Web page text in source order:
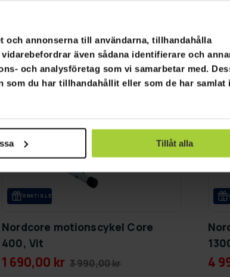
och annonserna till användarna, tillhandahålla
även sådana identifierare och
och analysföretag som vi samarbetar med.
du har tillhandahållit eller som de har samlat
Tillåt alla
GRA­TIS LE­VE­RANS
Nordcore motionscykel Core
400, Vit
1 690,00 kr 3 990,00 kr 4